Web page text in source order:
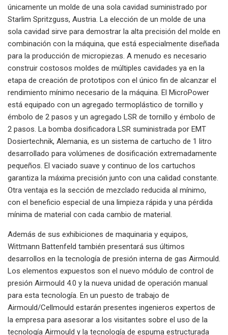
únicamente un molde de una sola cavidad suministrado por
Starlim Spritzguss, Austria. La elección de un molde de una
sola cavidad sirve para demostrar la alta precisión del molde en
combinación con la máquina, que está especialmente diseñada
para la producción de micropiezas. A menudo es necesario
construir costosos moldes de múltiples cavidades ya en la
etapa de creación de prototipos con el único fin de alcanzar el
rendimiento mínimo necesario de la máquina. El MicroPower
está equipado con un agregado termoplástico de tornillo y
émbolo de 2 pasos y un agregado LSR de tornillo y émbolo de
2 pasos. La bomba dosificadora LSR suministrada por EMT
Dosiertechnik, Alemania, es un sistema de cartucho de 1 litro
desarrollado para volúmenes de dosificación extremadamente
pequeños. El vaciado suave y continuo de los cartuchos
garantiza la máxima precisión junto con una calidad constante.
Otra ventaja es la sección de mezclado reducida al mínimo,
con el beneficio especial de una limpieza rápida y una pérdida
mínima de material con cada cambio de material.
Además de sus exhibiciones de maquinaria y equipos,
Wittmann Battenfeld también presentará sus últimos
desarrollos en la tecnología de presión interna de gas Airmould.
Los elementos expuestos son el nuevo módulo de control de
presión Airmould 4.0 y la nueva unidad de operación manual
para esta tecnología. En un puesto de trabajo de
Airmould/Cellmould estarán presentes ingenieros expertos de
la empresa para asesorar a los visitantes sobre el uso de la
tecnología Airmould y la tecnología de espuma estructurada